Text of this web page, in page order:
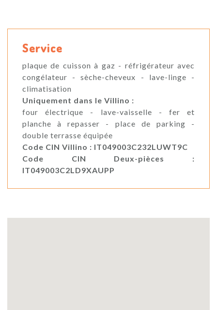
Service
plaque de cuisson à gaz - réfrigérateur avec
congélateur - sèche-cheveux - lave-linge -
climatisation
Uniquement dans le Villino :
four électrique - lave-vaisselle - fer et
planche à repasser - place de parking -
double terrasse équipée
Code CIN Villino : IT049003C232LUWT9C
Code CIN Deux-pièces :
IT049003C2LD9XAUPP